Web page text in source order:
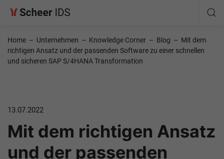
Home – Unternehmen – Knowledge Corner – Blog – Mit dem
richtigen Ansatz und der passenden Software zu einer schnellen
und sicheren SAP S/4HANA Transformation
13.07.2022
Mit dem richtigen Ansatz
und der passenden